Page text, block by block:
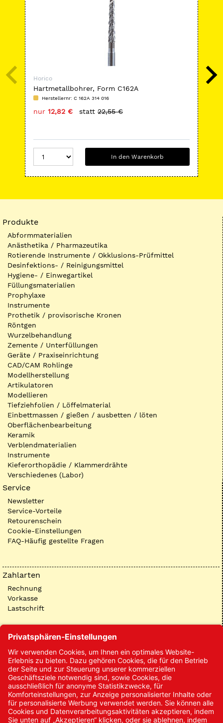
Horico
Hartmetallbohrer, Form C162A
Herstellernr: C 162A 314 016
nur 12,82 € statt 22,55 €
In den Warenkorb
Produkte
Abformmaterialien
Anästhetika / Pharmazeutika
Rotierende Instrumente / Okklusions-Prüfmittel
Desinfektions- / Reinigungsmittel
Hygiene- / Einwegartikel
Füllungsmaterialien
Prophylaxe
Instrumente
Prothetik / provisorische Kronen
Röntgen
Wurzelbehandlung
Zemente / Unterfüllungen
Geräte / Praxiseinrichtung
CAD/CAM Rohlinge
Modellherstellung
Artikulatoren
Modellieren
Tiefziehfolien / Löffelmaterial
Einbettmassen / gießen / ausbetten / löten
Oberflächenbearbeitung
Keramik
Verblendmaterialien
Instrumente
Kieferorthopädie / Klammerdrähte
Verschiedenes (Labor)
Service
Newsletter
Service-Vorteile
Retourenschein
Cookie-Einstellungen
FAQ-Häufig gestellte Fragen
Zahlarten
Rechnung
Vorkasse
Lastschrift
Kontakt
Kontakt/Anfrage
Neukundenanmeldung
Kennwort vergessen